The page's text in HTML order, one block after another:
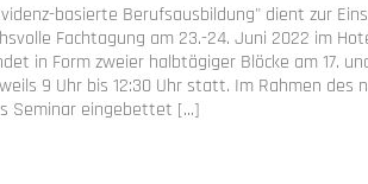
basierte Berufsausbildung" dient zur
Fachtagung am 23.-24. Juni 2022 im
in Form zweier halbtägiger Blöcke am 17.
9 Uhr bis 12:30 Uhr statt. Im Rahmen des
Seminar eingebettet [...]